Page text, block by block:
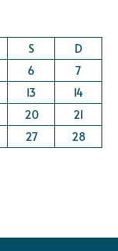
S
D
6
7
13
14
20
21
27 28